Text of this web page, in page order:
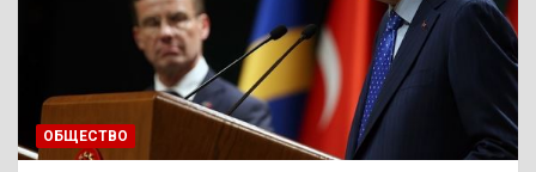
ОБЩЕСТВО